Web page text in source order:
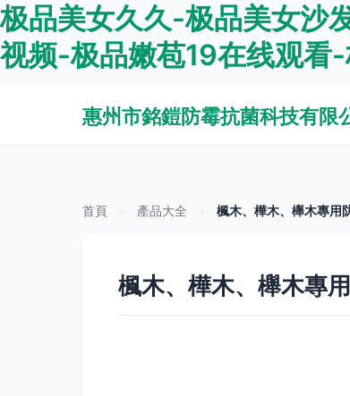
极品美女久久-极品美女沙
视频-极品嫩苞19在线观看
惠州市銘鎧防霉抗菌科技有限
首頁 產品大全 楓木、樺木、櫸木專用
楓木、樺木、櫸木專